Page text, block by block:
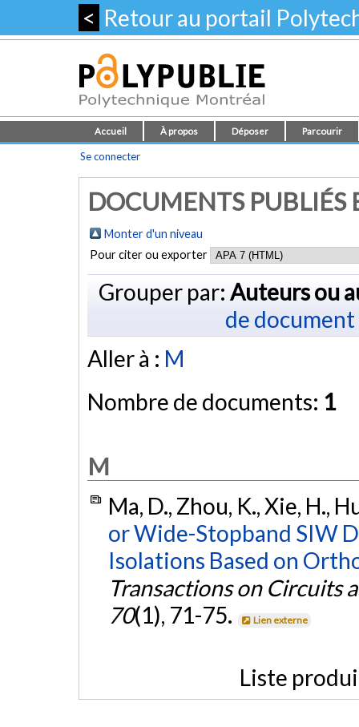
< Retour au portail
Accueil À propos Déposer Parcourir
Se connecter
DOCUMENTS PUBLIÉS
Monter d'un niveau
Pour citer ou exporter
Grouper par: Auteurs ou
de document
Aller à : M
Nombre de documents: 1
M
Ma, D., Zhou, K., Xie, H.,
or Wide-Stopband SIW
Isolations Based on
Transactions on Circuits
70(1), 71-75. Lien externe
Liste